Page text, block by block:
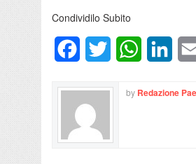
Condividilo Subito
FacebookTwitter WhatsApp
by Redazione